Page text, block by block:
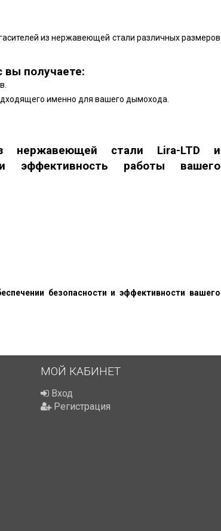
из нержавеющей стали различных размеров
вы получаете:
именно для вашего дымохода.
нержавеющей стали Lira-LTD и
и эффективность работы вашего
безопасности и эффективности вашего
МОЙ КАБИНЕТ
Вход
Регистрация